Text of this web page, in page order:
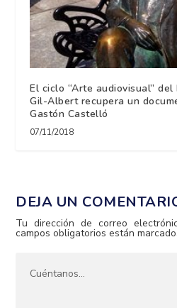
El ciclo “Arte audiovisual”
Gil-Albert recupera un
Gastón Castelló
07/11/2018
DEJA UN
Tu dirección de correo
campos obligatorios están